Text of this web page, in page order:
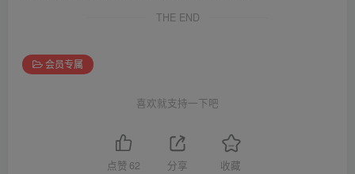
THE END
会员专属
喜欢就支持一下吧
点赞 62 分享 收藏